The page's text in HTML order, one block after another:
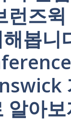
런즈
해봅
알아